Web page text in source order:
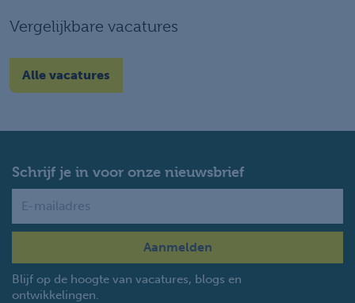
Vergelijkbare vacatures
Alle vacatures
Schrijf je in voor onze nieuwsbrief
Blijf op de hoogte van vacatures, blogs en
ontwikkelingen.